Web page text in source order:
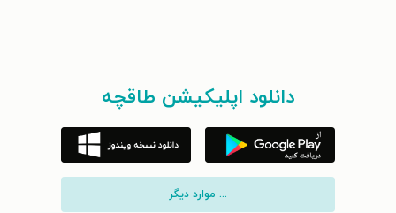
دانلود اپلیکیشن طاقچه
... موارد دیگر